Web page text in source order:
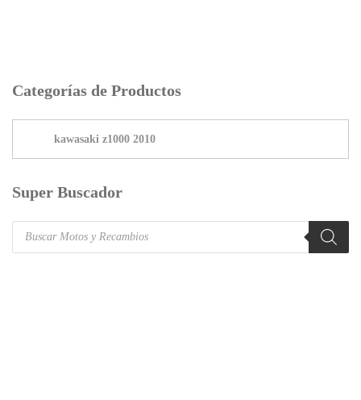
Categorías de Productos
Super Buscador
Products
search